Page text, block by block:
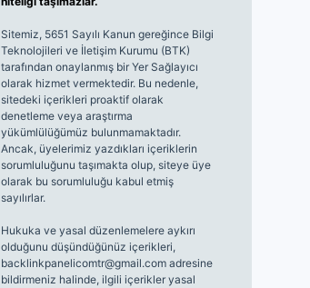
Sitemiz, 5651 Sayılı Kanun gereğince Bilgi
Teknolojileri ve İletişim Kurumu (BTK)
tarafından onaylanmış bir Yer Sağlayıcı
olarak hizmet vermektedir. Bu nedenle,
sitedeki içerikleri proaktif olarak
denetleme veya araştırma
yükümlülüğümüz bulunmamaktadır.
Ancak, üyelerimiz yazdıkları içeriklerin
sorumluluğunu taşımakta olup, siteye üye
olarak bu sorumluluğu kabul etmiş
sayılırlar.
Hukuka ve yasal düzenlemelere aykırı
olduğunu düşündüğünüz içerikleri,
backlinkpanelicomtr@gmail.comadresine
bildirmeniz halinde, ilgili içerikler yasal